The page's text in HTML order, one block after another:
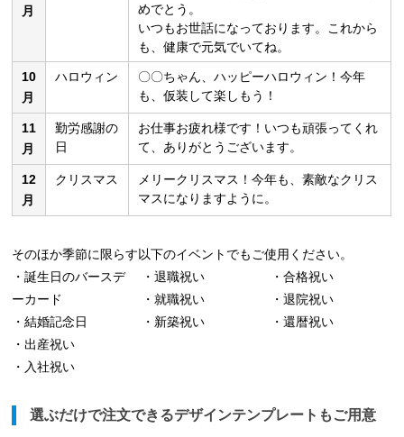
月
めでとう。
いつもお世話になっております。これから
も、健康で元気でいてね。
10
月
ハロウィン
〇〇ちゃん、ハッピーハロウィン！今年
も、仮装して楽しもう！
11
月
勤労感謝の
日
お仕事お疲れ様です！いつも頑張ってくれ
て、ありがとうございます。
12
月
クリスマス
メリークリスマス！今年も、素敵なクリス
マスになりますように。
そのほか季節に限らす以下のイベントでもご使用ください。
・誕生日のバースデ
ーカード
・結婚記念日
・出産祝い
・入社祝い
・退職祝い
・就職祝い
・新築祝い
・合格祝い
・退院祝い
・還暦祝い
選ぶだけで注文できるデザインテンプレートもご用意